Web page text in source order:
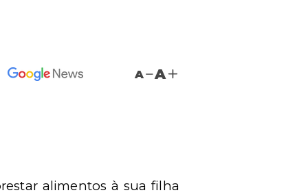
A A
alimentos à sua filha